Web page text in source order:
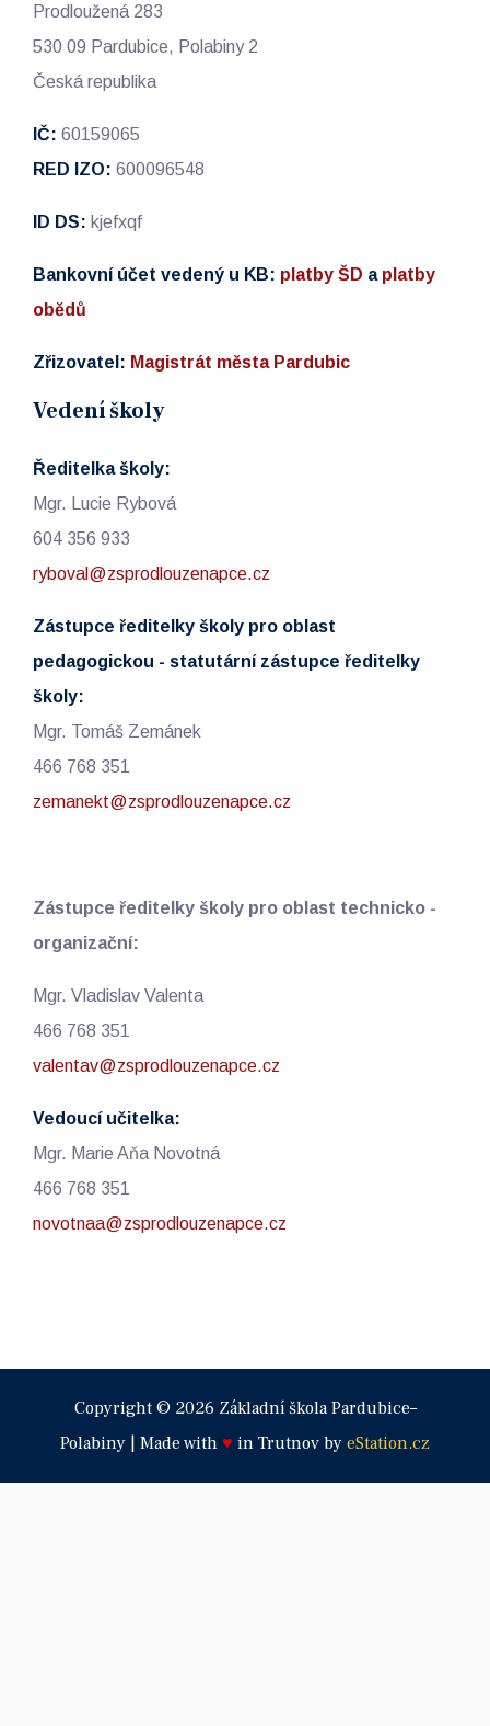
Prodloužená 283
530 09 Pardubice, Polabiny 2
Česká republika
IČ: 60159065
RED IZO: 600096548
ID DS: kjefxqf
Bankovní účet vedený u KB: platby ŠD a platby
obědů
Zřizovatel: Magistrát města Pardubic
Vedení školy
Ředitelka školy:
Mgr. Lucie Rybová
604 356 933
ryboval@zsprodlouzenapce.cz
Zástupce ředitelky školy pro oblast
pedagogickou - statutární zástupce ředitelky
školy:
Mgr. Tomáš Zemánek
466 768 351
zemanekt@zsprodlouzenapce.cz
Zástupce ředitelky školy pro oblast technicko -
organizační:
Mgr. Vladislav Valenta
466 768 351
valentav@zsprodlouzenapce.cz
Vedoucí učitelka:
Mgr. Marie Aňa Novotná
466 768 351
novotnaa@zsprodlouzenapce.cz
Copyright © 2026 Základní škola Pardubice–
Polabiny | Made with ♥ in Trutnov by eStation.cz